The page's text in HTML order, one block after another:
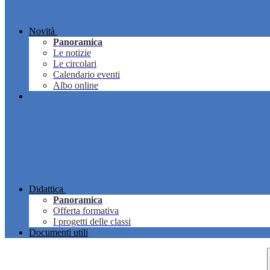
Novità
Panoramica
Le notizie
Le circolari
Calendario eventi
Albo online
Didattica
Panoramica
Offerta formativa
I progetti delle classi
Documenti utili